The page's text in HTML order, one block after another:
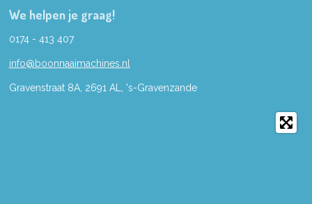
We helpen je graag!
0174 - 413 407
info@boonnaaimachines.nl
Gravenstraat 8A, 2691 AL, 's-Gravenzande